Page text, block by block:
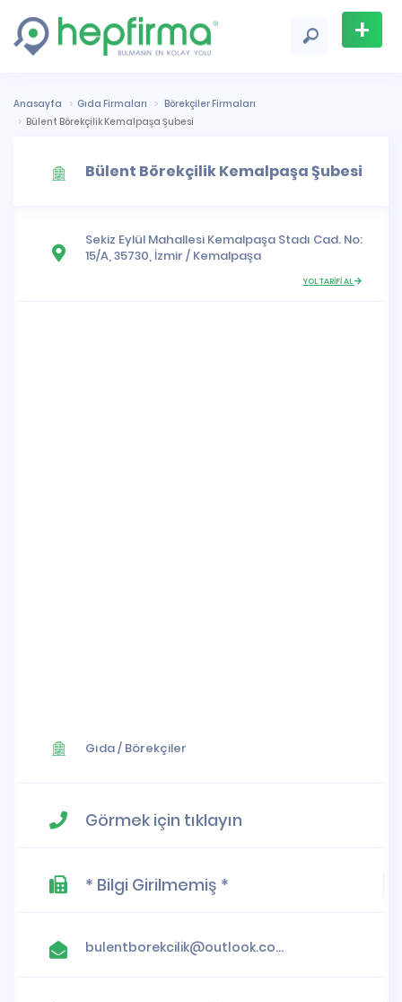
+
Anasayfa Gıda Firmaları
Börekçiler Firmaları
Bülent Börekçilik Kemalpaşa Şubesi
Bülent Börekçilik Kemalpaşa Şubesi
Sekiz Eylül Mahallesi Kemalpaşa Stadı Cad. No:
15/A, 35730, İzmir / Kemalpaşa
YOL TARİFİ AL
Gıda/ Börekçiler
Görmek için tıklayın
* Bilgi Girilmemiş *
bulentborekcilik@outlook.com.tr